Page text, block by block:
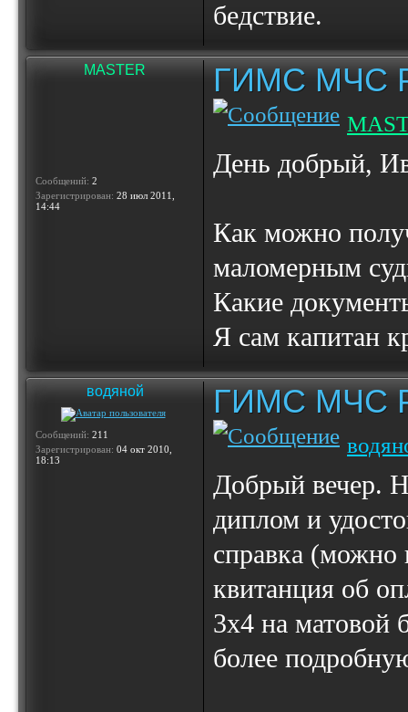
бедствие.
MASTER
Сообщений: 2
Зарегистрирован: 28 июл 2011,
14:44
ГИМС МЧС
День добрый,
Как можно
маломерным
Какие
Я сам капитан
водяной
Сообщений: 211
Зарегистрирован: 04 окт 2010,
18:13
ГИМС МЧС
Добрый вечер.
диплом и
справка (можно
квитанция об
3х4 на матовой
более